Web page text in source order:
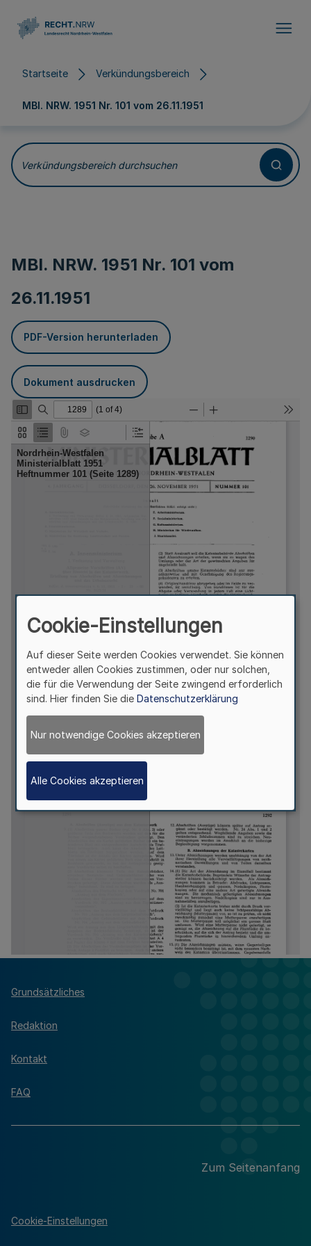
Startseite Verkündungsbereich
MBl. NRW. 1951 Nr. 101 vom 26.11.1951
Verkündungsbereich durchsuchen
MBl. NRW. 1951 Nr. 101 vom
26.11.1951
PDF-Version herunterladen
Dokument ausdrucken
Grundsätzliches
Redaktion
Kontakt
FAQ
Zum Seitenanfang
Cookie-Einstellungen
Cookie-Einstellungen
Auf dieser Seite werden Cookies verwendet. Sie können
entweder allen Cookies zustimmen, oder nur solchen,
die für die Verwendung der Seite zwingend erforderlich
sind. Hier finden Sie die Datenschutzerklärung
Nur notwendige Cookies akzeptieren
Alle Cookies akzeptieren